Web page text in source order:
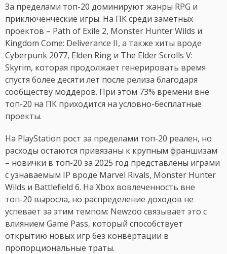
За пределами топ-20 доминируют жанры RPG и
приключенческие игры. На ПК среди заметных
проектов – Path of Exile 2, Monster Hunter Wilds и
Kingdom Come: Deliverance II, а также хиты вроде
Cyberpunk 2077, Elden Ring и The Elder Scrolls V:
Skyrim, которая продолжает генерировать время
спустя более десяти лет после релиза благодаря
сообществу моддеров. При этом 73% времени вне
топ-20 на ПК приходится на условно-бесплатные
проекты.
На PlayStation рост за пределами топ-20 реален, но
расходы остаются привязаны к крупным франшизам
– новички в топ-20 за 2025 год представлены играми
с узнаваемым IP вроде Marvel Rivals, Monster Hunter
Wilds и Battlefield 6. На Xbox вовлеченность вне
топ-20 выросла, но распределение доходов не
успевает за этим темпом: Newzoo связывает это с
влиянием Game Pass, который способствует
открытию новых игр без конвертации в
пропорциональные траты.